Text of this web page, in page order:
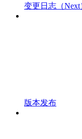
变更日志（Next
版本发布